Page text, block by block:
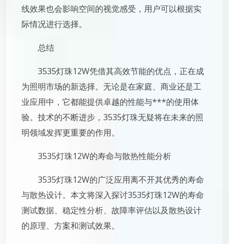
线效果也会影响空间的视觉感受，用户可以根据实
际情况进行选择。
总结
3535灯珠12W凭借其高效节能的优点，正在成
为照明市场的新选择。无论是在家庭、商业还是工
业应用中，它都能提供卓越的性能与***的使用体
验。技术的不断进步，3535灯珠无疑将在未来的照
明领域发挥更重要的作用。
3535灯珠12W的寿命与散热性能分析
3535灯珠12W的广泛应用离不开其优秀的寿命
与散热设计。本文将深入探讨3535灯珠12W的寿命
测试数据、稳定性分析、故障率评估以及散热设计
的原理、方案和测试效果。